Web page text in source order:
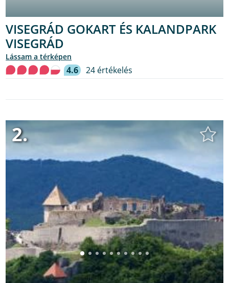
VISEGRÁD GOKART ÉS KALANDPARK
VISEGRÁD
lássam a térképen
4.6 24 értékelés
2.